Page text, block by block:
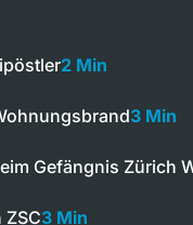
2 Min
3 Min
Gefängnis Zürich
3 Min